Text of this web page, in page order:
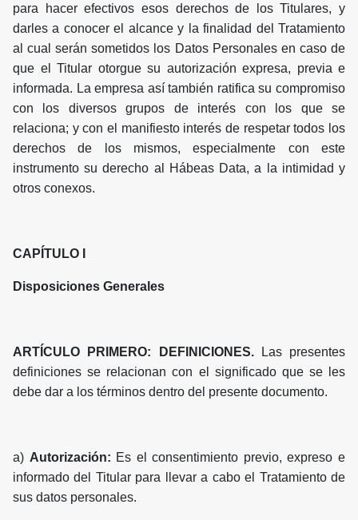
para hacer efectivos esos derechos de los Titulares, y
darles a conocer el alcance y la finalidad del Tratamiento
al cual serán sometidos los Datos Personales en caso de
que el Titular otorgue su autorización expresa, previa e
informada. La empresa así también ratifica su compromiso
con los diversos grupos de interés con los que se
relaciona; y con el manifiesto interés de respetar todos los
derechos de los mismos, especialmente con este
instrumento su derecho al Hábeas Data, a la intimidad y
otros conexos.
CAPÍTULO I
Disposiciones Generales
ARTÍCULO PRIMERO: DEFINICIONES.Las presentes
definiciones se relacionan con el significado que se les
debe dar a los términos dentro del presente documento.
a) Autorización: Es el consentimiento previo, expreso e
informado del Titular para llevar a cabo el Tratamiento de
sus datos personales.